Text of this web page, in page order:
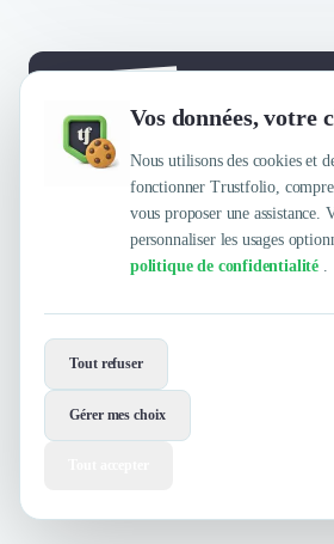
Vos données, votre
Nous utilisons des cookies et
fonctionner Trustfolio,
vous proposer une assistance.
personnaliser les usages
politique de confidentialité .
Tout refuser
Gérer mes choix
Envie de travailler
Contactez-les